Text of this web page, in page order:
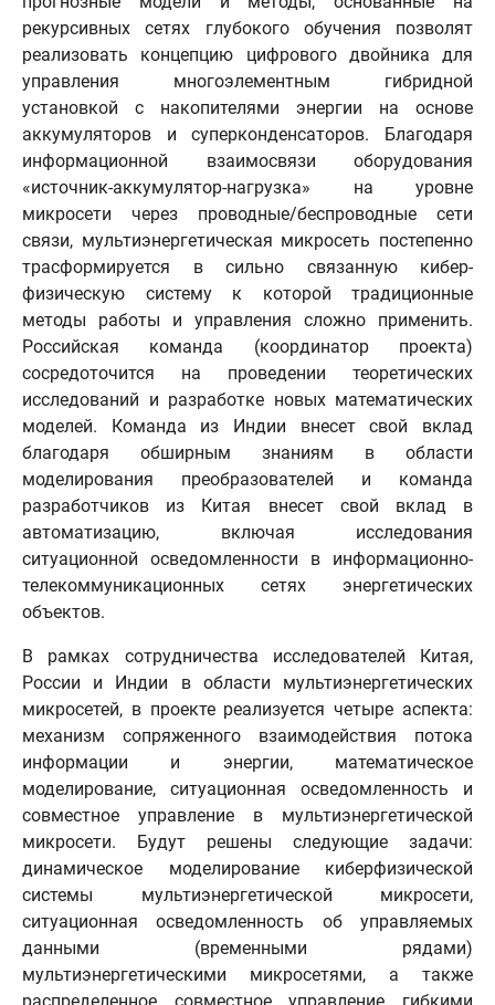
рекурсивных сетях глубокого обучения позволят
реализовать концепцию цифрового двойника для
управления многоэлементным гибридной
установкой с накопителями энергии на основе
аккумуляторов и суперконденсаторов. Благодаря
информационной взаимосвязи оборудования
«источник-аккумулятор-нагрузка» на уровне
микросети через проводные/беспроводные сети
связи, мультиэнергетическая микросеть постепенно
трасформируется в сильно связанную кибер-
физическую систему к которой традиционные
методы работы и управления сложно применить.
Российская команда (координатор проекта)
сосредоточится на проведении теоретических
исследований и разработке новых математических
моделей. Команда из Индии внесет свой вклад
благодаря обширным знаниям в области
моделирования преобразователей и команда
разработчиков из Китая внесет свой вклад в
автоматизацию, включая исследования
ситуационной осведомленности в информационно-
телекоммуникационных сетях энергетических
объектов.
В рамках сотрудничества исследователей Китая,
России и Индии в области мультиэнергетических
микросетей, в проекте реализуется четыре аспекта:
механизм сопряженного взаимодействия потока
информации и энергии, математическое
моделирование, ситуационная осведомленность и
совместное управление в мультиэнергетической
микросети. Будут решены следующие задачи:
динамическое моделирование киберфизической
системы мультиэнергетической микросети,
ситуационная осведомленность об управляемых
данными (временными рядами)
мультиэнергетическими микросетями, а также